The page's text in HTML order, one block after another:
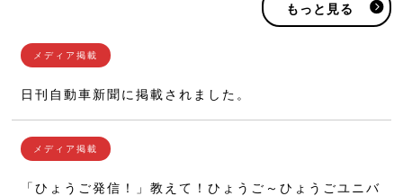
もっと見る
日刊自動車新聞に掲載されました。
「ひょうご発信！」教えて！ひょうご～ひょうごユニバ